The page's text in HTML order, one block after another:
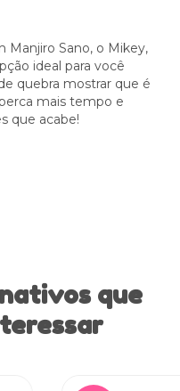
Manjiro Sano, o Mikey,
ideal para você
quebra mostrar que é
mais tempo e
que acabe!
que